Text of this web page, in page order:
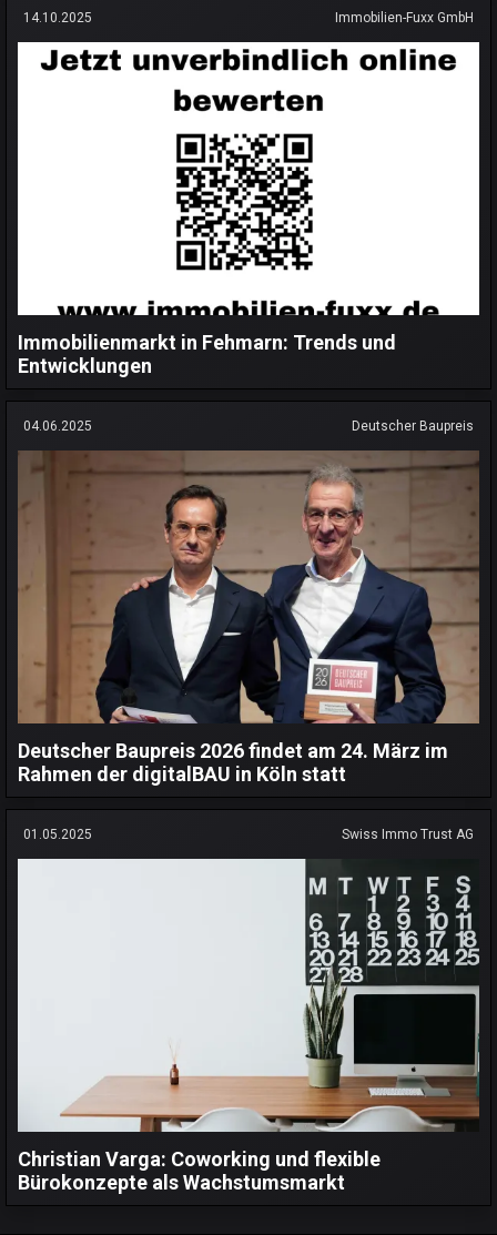
14.10.2025 Immobilien-Fuxx GmbH
Immobilienmarkt in Fehmarn: Trends und
Entwicklungen
04.06.2025 Deutscher Baupreis
Deutscher Baupreis 2026 findet am 24. März im
Rahmen der digitalBAU in Köln statt
01.05.2025 Swiss Immo Trust AG
Christian Varga: Coworking und flexible
Bürokonzepte als Wachstumsmarkt